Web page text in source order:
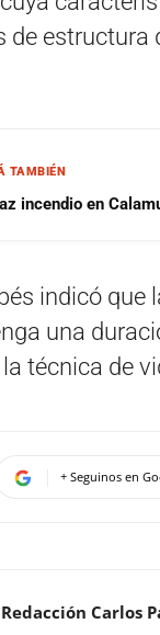
de estructura
TAMBIÉN
incendio en
indicó que
una
técnica de
+ Seguinos en
Redacción Carlos